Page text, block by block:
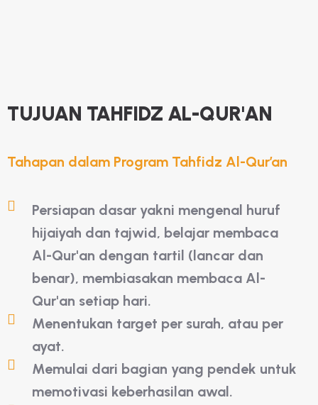
TUJUAN TAHFIDZ AL-QUR'AN
Tahapan dalam Program Tahfidz Al-Qur’an
Persiapan dasar yakni mengenal huruf
hijaiyah dan tajwid, belajar membaca
Al-Qur'an dengan tartil (lancar dan
benar), membiasakan membaca Al-
Qur'an setiap hari.
Menentukan target per surah, atau per
ayat.
Memulai dari bagian yang pendek untuk
memotivasi keberhasilan awal.